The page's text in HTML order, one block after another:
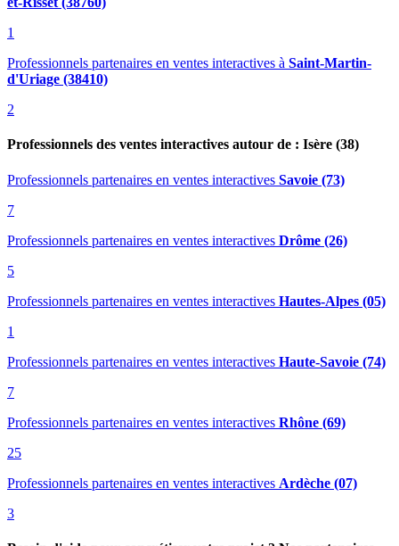
1
Professionnels partenaires en ventes interactives à Saint-Martin-
d'Uriage (38410)
2
Professionnels des ventes interactives autour de : Isère (38)
Professionnels partenaires en ventes interactives Savoie (73)
7
Professionnels partenaires en ventes interactives Drôme (26)
5
Professionnels partenaires en ventes interactives Hautes-Alpes (05)
1
Professionnels partenaires en ventes interactives Haute-Savoie (74)
7
Professionnels partenaires en ventes interactives Rhône (69)
25
Professionnels partenaires en ventes interactives Ardèche (07)
3